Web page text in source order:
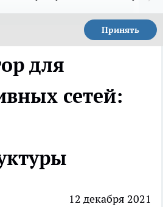
Принять
для
сетей:
12 декабря 2021